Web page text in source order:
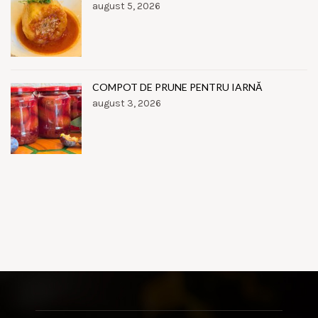
august 5, 2026
COMPOT DE PRUNE PENTRU IARNĂ
august 3, 2026